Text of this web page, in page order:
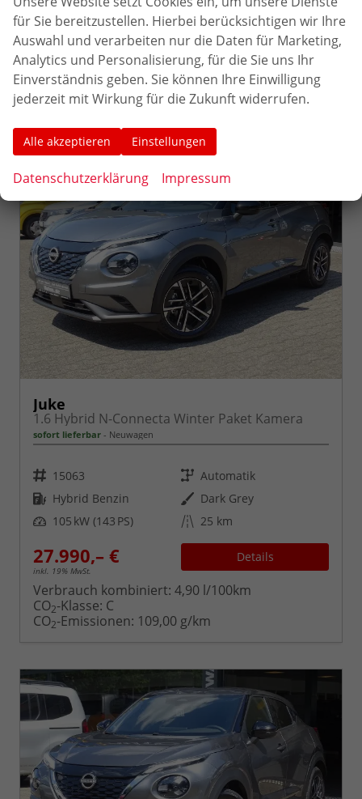
26.990,– €
inkl. 19% MwSt.
Details
Verbrauch kombiniert:4,90 l/100km
CO2-Klasse: C
CO -Emissionen:109,00 g/km
Juke
1.6 Hybrid N-Connecta Winter Paket Kamera
sofort lieferbar Neuwagen
Fahrzeugnr. 15063 Getriebe Automatik
Kraftstoff Hybrid Benzin Außenfarbe Dark Grey
Leistung 105 kW (143 PS) Kilometerstand 25 km
27.990,– €
inkl. 19% MwSt.
Details
Verbrauch kombiniert: 4,90 l/100km
CO2-Klasse: C
CO2-Emissionen: 109,00 g/km
für Sie bereitzustellen. Hierbei berücksichtigen wir Ihre
Auswahl und verarbeiten nur die Daten für Marketing,
Analytics und Personalisierung, für die Sie uns Ihr
Einverständnis geben. Sie können Ihre Einwilligung
jederzeit mit Wirkung für die Zukunft widerrufen.
Alle akzeptieren Einstellungen
Datenschutzerklärung Impressum